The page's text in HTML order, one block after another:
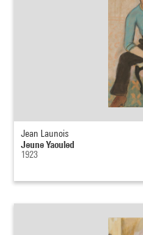
Jean Launois
Jeune Yaouled
1923